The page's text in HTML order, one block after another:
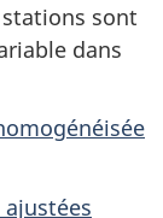
sont
dans